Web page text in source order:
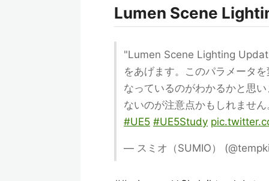
Lumen Scene
"Lumen Scene Lighting
をあげます。このパラメータ
なっているのがわかるかと思
ないのが注意点かもしれません
#UE5 #UE5Study
— スミオ（SUMIO）